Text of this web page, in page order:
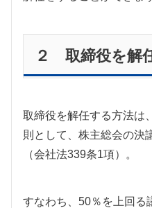
２ 取締役を解
取締役を解任する方法は
則として、株主総会の決
（会社法339条1項）。
すなわち、50％を上回る